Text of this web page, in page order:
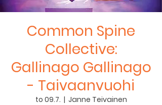
Common Spine
Collective:
Gallinago Gallinago
- Taivaanvuohi
to 09.7.
  |
Janne Teivainen